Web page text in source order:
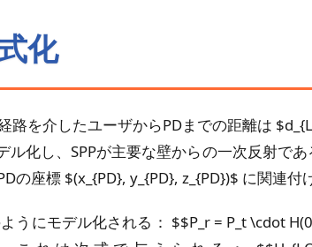
化
路を介したユーザからPDまでの距離は
ル化し、SPPが主要な壁からの一次反射で
の座標 $(x_{PD}, y_{PD}, z_{PD})$ に関連付
うにモデル化される： $$P_r = P_t \cdot